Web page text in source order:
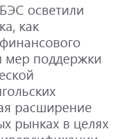
осветили
как
мер поддержки
расширение
рынках в целях